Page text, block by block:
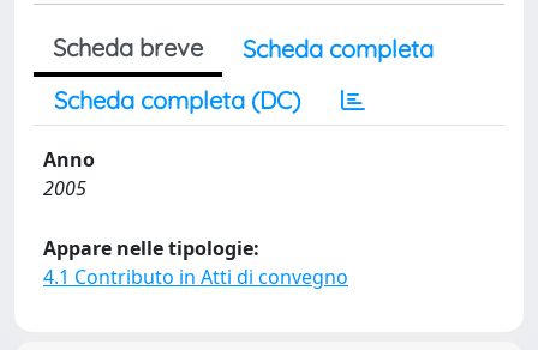
Scheda breve
Scheda completa
Scheda completa (DC)
Anno
2005
Appare nelle tipologie:
4.1 Contributo in Atti di convegno